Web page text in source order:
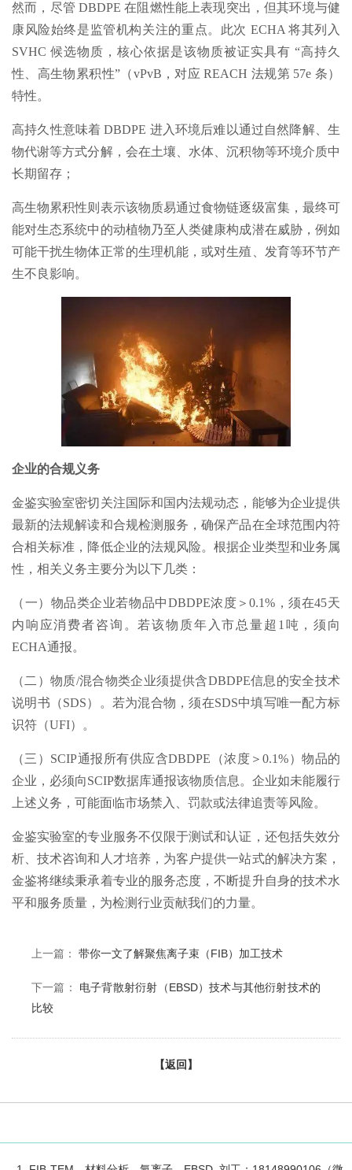
然而，尽管 DBDPE 在阻燃性能上表现突出，但其环境与健
康风险始终是监管机构关注的重点。此次 ECHA 将其列入
SVHC 候选物质，核心依据是该物质被证实具有 “高持久
性、高生物累积性”（vPvB，对应 REACH 法规第 57e 条）
特性。
高持久性意味着 DBDPE 进入环境后难以通过自然降解、生
物代谢等方式分解，会在土壤、水体、沉积物等环境介质中
长期留存；
高生物累积性则表示该物质易通过食物链逐级富集，最终可
能对生态系统中的动植物乃至人类健康构成潜在威胁，例如
可能干扰生物体正常的生理机能，或对生殖、发育等环节产
生不良影响。
企业的合规义务
金鉴实验室密切关注国际和国内法规动态，能够为企业提供
最新的法规解读和合规检测服务，确保产品在全球范围内符
合相关标准，降低企业的法规风险。根据企业类型和业务属
性，相关义务主要分为以下几类：
（一）物品类企业若物品中DBDPE浓度＞0.1%，须在45天
内响应消费者咨询。若该物质年入市总量超1吨，须向
ECHA通报。
（二）物质/混合物类企业须提供含DBDPE信息的安全技术
说明书（SDS）。若为混合物，须在SDS中填写唯一配方标
识符（UFI）。
（三）SCIP通报所有供应含DBDPE（浓度＞0.1%）物品的
企业，必须向SCIP数据库通报该物质信息。企业如未能履行
上述义务，可能面临市场禁入、罚款或法律追责等风险。
金鉴实验室的专业服务不仅限于测试和认证，还包括失效分
析、技术咨询和人才培养，为客户提供一站式的解决方案，
金鉴将继续秉承着专业的服务态度，不断提升自身的技术水
平和服务质量，为检测行业贡献我们的力量。
上一篇： 带你一文了解聚焦离子束（FIB）加工技术
下一篇： 电子背散射衍射（EBSD）技术与其他衍射技术的
比较
【返回】